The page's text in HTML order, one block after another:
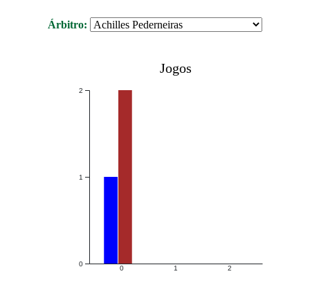
Árbitro:
0 1 2
0
1
2
Jogos